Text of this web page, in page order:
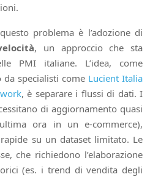
problema è l’adozione di
, un approccio che sta
PMI italiane. L’idea, come
da specialisti come Lucient Italia
, è separare i flussi di dati. I
di aggiornamento quasi
ora in un e-commerce),
su un dataset limitato. Le
che richiedono l’elaborazione
(es. i trend di vendita degli